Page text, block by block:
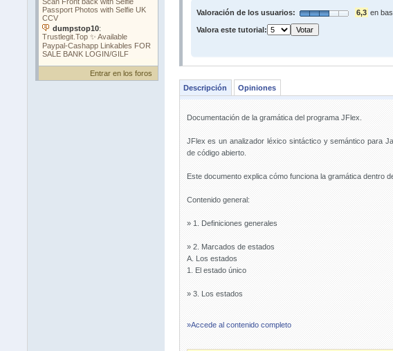
Entrar en los foros
Valoración de los usuarios: 6,3 en
Valora este tutorial:
Descripción Opiniones
Documentación de la gramática del programa JFlex.
JFlex es un analizador léxico sintáctico y semántico para
de código abierto.
Este documento explica cómo funciona la gramática dentro
Contenido general:
» 1. Definiciones generales
» 2. Marcados de estados
A. Los estados
1. El estado único
» 3. Los estados
»Accede al contenido completo